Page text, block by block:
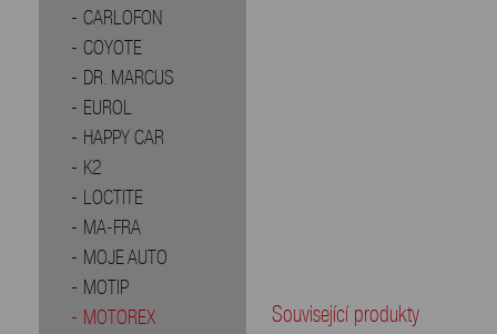
CARLOFON
COYOTE
DR. MARCUS
EUROL
HAPPY CAR
K2
LOCTITE
MA-FRA
MOJE AUTO
MOTIP
MOTOREX
Související produkty